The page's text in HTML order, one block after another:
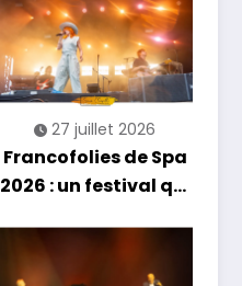
27 juillet 2026
Francofolies de Spa
2026 : un festival qui
nouveautés et
grands moments de